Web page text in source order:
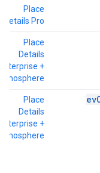
Place
Details Pro
Place
Details
Enterprise +
Atmosphere
Place
Details
Enterprise +
Atmosphere